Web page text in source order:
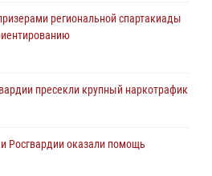
краю провело для детей
«прямой линии»
региональной спартакиады
пресекли крупный наркотрафик
Росгвардии оказали помощь